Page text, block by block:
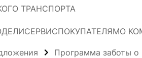
ТРАНСПОРТА
СЕРВИСПОКУПАТЕЛЯМО
Программа заботы о